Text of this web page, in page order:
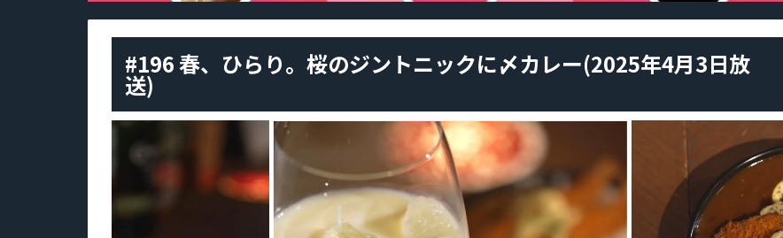
#196 春、ひらり。桜のジントニックに〆カレー(2025年4月3日放
送)